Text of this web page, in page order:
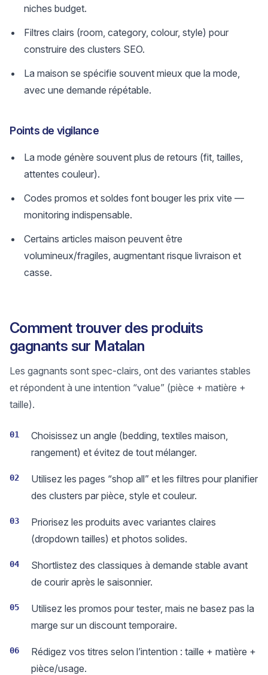
niches budget.
Filtres clairs (room, category, colour, style) pour
construire des clusters SEO.
La maison se spécifie souvent mieux que la mode,
avec une demande répétable.
Points de vigilance
La mode génère souvent plus de retours (fit, tailles,
attentes couleur).
Codes promos et soldes font bouger les prix vite —
monitoring indispensable.
Certains articles maison peuvent être
volumineux/fragiles, augmentant risque livraison et
casse.
Comment trouver des produits
gagnants sur Matalan
Les gagnants sont spec-clairs, ont des variantes stables
et répondent à une intention “value” (pièce + matière +
taille).
01
Choisissez un angle (bedding, textiles maison,
rangement) et évitez de tout mélanger.
02
Utilisez les pages “shop all” et les filtres pour planifier
des clusters par pièce, style et couleur.
03
Priorisez les produits avec variantes claires
(dropdown tailles) et photos solides.
04
Shortlistez des classiques à demande stable avant
de courir après le saisonnier.
05
Utilisez les promos pour tester, mais ne basez pas la
marge sur un discount temporaire.
06
Rédigez vos titres selon l’intention : taille + matière +
pièce/usage.